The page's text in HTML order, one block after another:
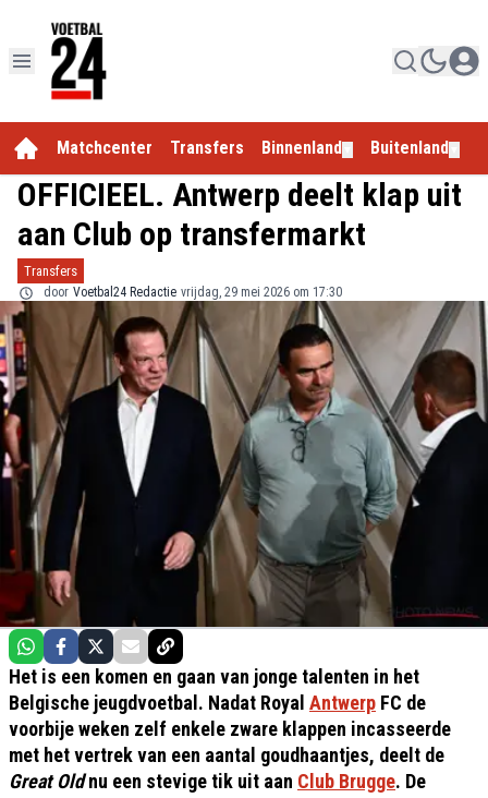
Matchcenter Transfers Binnenland Buitenland
OFFICIEEL. Antwerp deelt klap uit
aan Club op transfermarkt
Transfers
door Voetbal24 Redactie vrijdag, 29 mei 2026 om 17:30
Het is een komen en gaan van jonge talenten in het
Belgische jeugdvoetbal. Nadat Royal Antwerp FC de
voorbije weken zelf enkele zware klappen incasseerde
met het vertrek van een aantal goudhaantjes, deelt de
Great Oldnu een stevige tik uit aan Club Brugge. De